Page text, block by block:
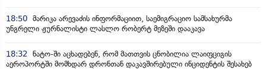
18:50 მარიკა არევაძის ინფორმაციით, საემიგრაციო სამსახურმა
უნგრელი ჟურნალისტი ლასლო რობერტ მეზეში დააკავა
18:32
ნატო-ში აცხადებენ, რომ მათთვის ცნობილია ლაიფციგის
აეროპორტში მომხდარ დრონთან დაკავშირებული ინციდენტის შესახებ